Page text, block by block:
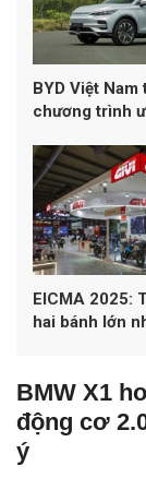
BYD Việt
chương trình
năng lượng
EICMA 2025:
hai bánh lớn
BMW X1
động cơ
ý